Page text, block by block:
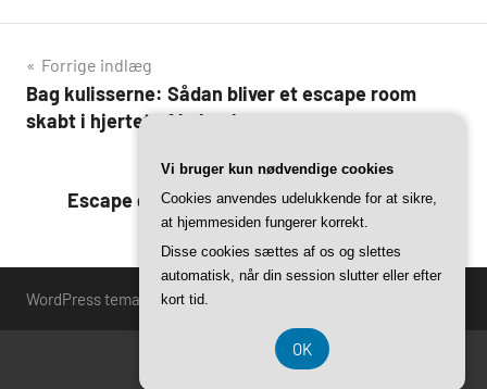
Indlægsnavigation
Forrige indlæg
Bag kulisserne: Sådan bliver et escape room
skabt i hjertet af københavn
Næste indlæg
Escape games for par: En sjov og anderledes
date night i københavn
WordPress tema: Harrison by ThemeZee.
CVR 37407739
Vi bruger kun nødvendige cookies
Cookies anvendes udelukkende for at sikre,
at hjemmesiden fungerer korrekt.
Disse cookies sættes af os og slettes
automatisk, når din session slutter eller efter
kort tid.
OK